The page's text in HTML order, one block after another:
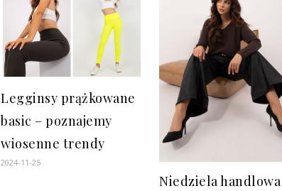
Legginsy prążkowane
basic – poznajemy
wiosenne trendy
2024-11-25
Niedziela handlowa